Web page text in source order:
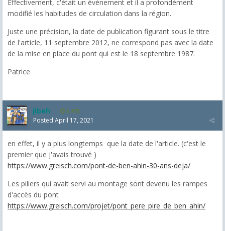
Effectivement, c'était un événement et il a profondément
modifié les habitudes de circulation dans la région.
Juste une précision, la date de publication figurant sous le titre
de l'article, 11 septembre 2012, ne correspond pas avec la date
de la mise en place du pont qui est le 18 septembre 1987.
Patrice
jibeh 5,475
Posted April 17, 2021
en effet, il y a plus longtemps que la date de l'article. (c'est le
premier que j'avais trouvé )
https://www.greisch.com/pont-de-ben-ahin-30-ans-deja/
Les piliers qui avait servi au montage sont devenu les rampes
d'accès du pont
https://www.greisch.com/projet/pont_pere_pire_de_ben_ahin/